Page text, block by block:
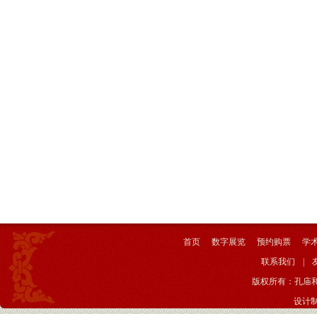
首页 数字展览 预约购票
学
联系我们
版权所有：孔庙
设计